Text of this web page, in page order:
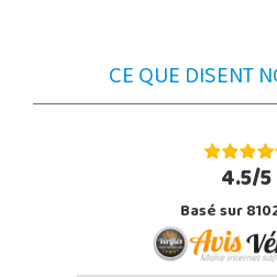
CE QUE DISENT
4.5/5
Basé sur